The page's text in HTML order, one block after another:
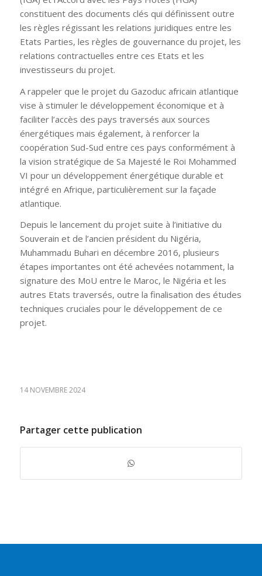
constituent des documents clés qui définissent outre
les règles régissant les relations juridiques entre les
Etats Parties, les règles de gouvernance du projet, les
relations contractuelles entre ces Etats et les
investisseurs du projet.
A rappeler que le projet du Gazoduc africain atlantique
vise à stimuler le développement économique et à
faciliter l’accès des pays traversés aux sources
énergétiques mais également, à renforcer la
coopération Sud-Sud entre ces pays conformément à
la vision stratégique de Sa Majesté le Roi Mohammed
VI pour un développement énergétique durable et
intégré en Afrique, particulièrement sur la façade
atlantique.
Depuis le lancement du projet suite à l’initiative du
Souverain et de l’ancien président du Nigéria,
Muhammadu Buhari en décembre 2016, plusieurs
étapes importantes ont été achevées notamment, la
signature des MoU entre le Maroc, le Nigéria et les
autres Etats traversés, outre la finalisation des études
techniques cruciales pour le développement de ce
projet.
14 NOVEMBRE 2024
Partager cette publication